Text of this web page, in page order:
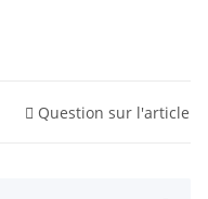
Question sur l'article